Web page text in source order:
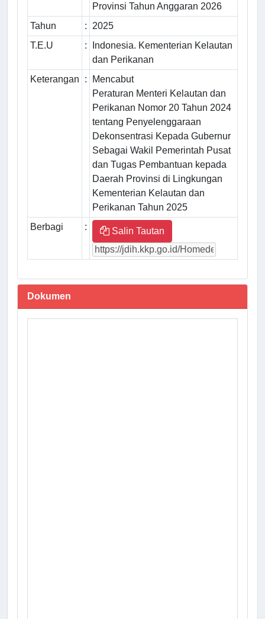
Provinsi Tahun Anggaran 2026
Tahun
:
2025
T.E.U
:
Indonesia. Kementerian Kelautan
dan Perikanan
Keterangan
:
Mencabut
Peraturan Menteri Kelautan dan
Perikanan Nomor 20 Tahun 2024
tentang Penyelenggaraan
Dekonsentrasi Kepada Gubernur
Sebagai Wakil Pemerintah Pusat
dan Tugas Pembantuan kepada
Daerah Provinsi di Lingkungan
Kementerian Kelautan dan
Perikanan Tahun 2025
Berbagi
: Salin Tautan
Dokumen